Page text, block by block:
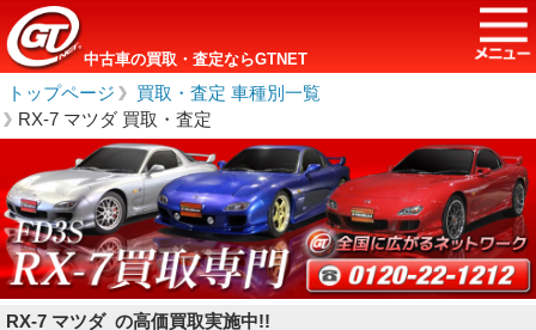
中古車の買取・査定ならGTNET
トップページ ＞
買取・査定 車種別一覧
＞
RX-7 マツダ 買取・査定
RX-7 マツダ の高価買取実施中!!